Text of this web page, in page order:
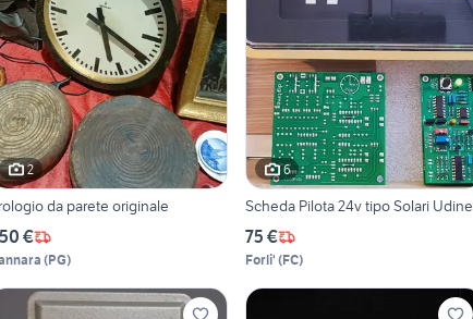
2
da parete originale
€
(PG)
6
Scheda Pilota 24v tipo Solari Udine
75 €
Forli' (FC)